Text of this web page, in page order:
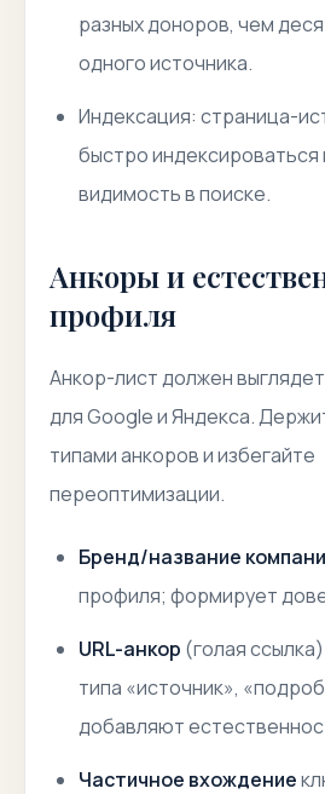
разных доноров, чем
одного источника.
Индексация: страница-
быстро индексироваться
видимость в поиске.
Анкоры и
профиля
Анкор-лист должен
для Google и Яндекса.
типами анкоров и избегайте
переоптимизации.
Бренд/название
профиля; формирует
URL-анкор (голая
типа «источник»,
добавляют
Частичное вхождение